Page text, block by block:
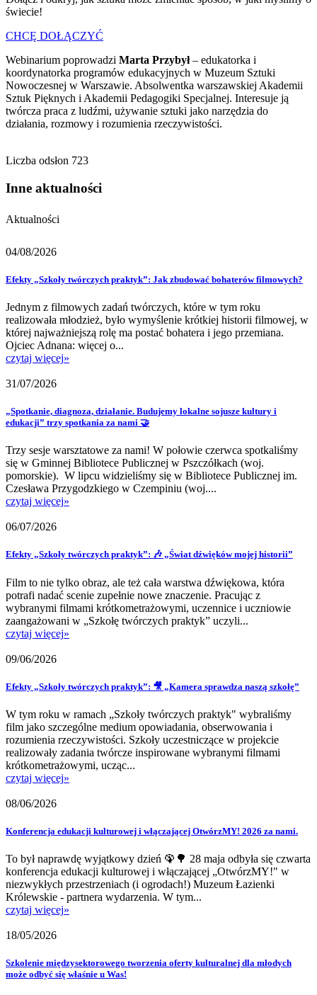
świecie!
CHCĘ DOŁĄCZYĆ
Webinarium poprowadzi Marta Przybył– edukatorka i
koordynatorka programów edukacyjnych w Muzeum Sztuki
Nowoczesnej w Warszawie. Absolwentka warszawskiej Akademii
Sztuk Pięknych i Akademii Pedagogiki Specjalnej. Interesuje ją
twórcza praca z ludźmi, używanie sztuki jako narzędzia do
działania, rozmowy i rozumienia rzeczywistości.
Liczba odsłon 723
Inne aktualności
Aktualności
04/08/2026
Efekty „Szkoły twórczych praktyk”: Jak zbudować bohaterów filmowych?
Jednym z filmowych zadań twórczych, które w tym roku
realizowała młodzież, było wymyślenie krótkiej historii filmowej, w
której najważniejszą rolę ma postać bohatera i jego przemiana.
Ojciec Adnana: więcej o...
czytaj więcej»
31/07/2026
„Spotkanie, diagnoza, działanie. Budujemy lokalne sojusze kultury i
edukacji” trzy spotkania za nami 🤝
Trzy sesje warsztatowe za nami! W połowie czerwca spotkaliśmy
się w Gminnej Bibliotece Publicznej w Pszczółkach (woj.
pomorskie). W lipcu widzieliśmy się w Bibliotece Publicznej im.
Czesława Przygodzkiego w Czempiniu (woj....
czytaj więcej»
06/07/2026
Efekty „Szkoły twórczych praktyk”: 🎶 „Świat dźwięków mojej historii”
Film to nie tylko obraz, ale też cała warstwa dźwiękowa, która
potrafi nadać scenie zupełnie nowe znaczenie. Pracując z
wybranymi filmami krótkometrażowymi, uczennice i uczniowie
zaangażowani w „Szkołę twórczych praktyk” uczyli...
czytaj więcej»
09/06/2026
Efekty „Szkoły twórczych praktyk”: 🎥 „Kamera sprawdza naszą szkołę”
W tym roku w ramach „Szkoły twórczych praktyk" wybraliśmy
film jako szczególne medium opowiadania, obserwowania i
rozumienia rzeczywistości. Szkoły uczestniczące w projekcie
realizowały zadania twórcze inspirowane wybranymi filmami
krótkometrażowymi, ucząc...
czytaj więcej»
08/06/2026
Konferencja edukacji kulturowej i włączającej OtwórzMY! 2026 za nami.
To był naprawdę wyjątkowy dzień 🦚🌳 28 maja odbyła się czwarta
konferencja edukacji kulturowej i włączającej „OtwórzMY!" w
niezwykłych przestrzeniach (i ogrodach!) Muzeum Łazienki
Królewskie - partnera wydarzenia. W tym...
czytaj więcej»
18/05/2026
Szkolenie międzysektorowego tworzenia oferty kulturalnej dla młodych
może odbyć się właśnie u Was!